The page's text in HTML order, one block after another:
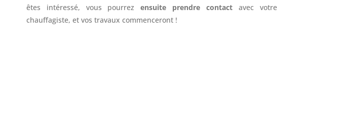
êtes intéressé, vous pourrez ensuite prendre contactavec votre
chauffagiste, et vos travaux commenceront !